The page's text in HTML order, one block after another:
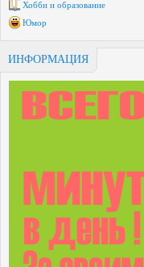
Хобби и образование
Юмор
ИНФОРМАЦИЯ